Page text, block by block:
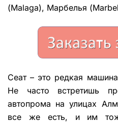
(Malaga), Марбелья
Сеат – это редкая
Не часто встретишь
автопрома на улицах
все же есть, и им